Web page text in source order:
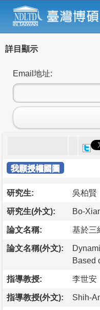
詳目顯示
Email地址:
我願授權國圖
研究生: 吳柏賢
研究生(外文): Bo-
論文名稱: 基於三
論文名稱(外文):
Based
指導教授: 李世安
指導教授(外文): Shih-